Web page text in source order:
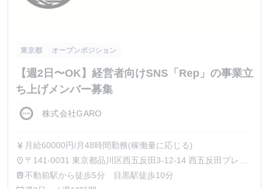
東京都 オープンポジション
【週2日〜OK】経営者向けSNS「Rep」の事業立
ち上げメンバー募集
株式会社GARO
currency_yen 月給60000円/月48時間勤務(稼働量に応じる)
place 〒141-0031 東京都品川区西五反田3-12-14 西五反田プレイ
ス8階
train不動前駅から徒歩5分 目黒駅徒歩10分